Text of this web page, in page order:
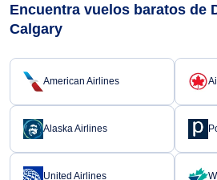
Encuentra vuelos baratos de
Calgary
American Airlines
Alaska Airlines
United Airlines